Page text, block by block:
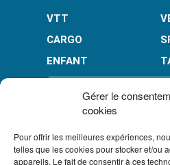
Gérer le
cookies
Pour offrir les meilleures expériences,
telles que les cookies pour stocker et/ou
appareils. Le fait de consentir à ces
VTT
CARGO
ENFANT
PAIEMENT EN
LIMITÉ À 3000 € POUR LE 10X. LIMITÉ